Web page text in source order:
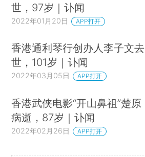
世，97岁｜讣闻
2022年01月20日 APP打开
香港通利琴行创办人李子文去
世，101岁｜讣闻
2022年03月05日 APP打开
香港武侠电影“开山鼻祖”楚原
病逝，87岁｜讣闻
2022年02月26日 APP打开